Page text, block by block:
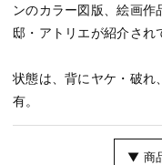
ンのカラー図版、絵画作
邸・アトリエが紹介され
状態は、背にヤケ・破れ
有。
▼ 商